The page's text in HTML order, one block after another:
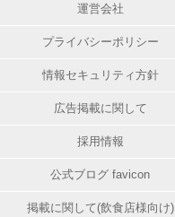
運営会社
プライバシーポリシー
情報セキュリティ方針
広告掲載に関して
採用情報
公式ブログ favicon
掲載に関して(飲食店様向け)